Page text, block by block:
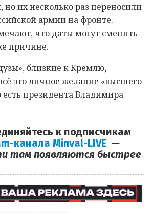
но их несколько раз переносили
армии на фронте.
что даты могут сменить
причине.
близкие к Кремлю,
это личное желание «высшего
есть президента Владимира
к подписчикам
канала Minval-LIVE —
там появляются быстрее